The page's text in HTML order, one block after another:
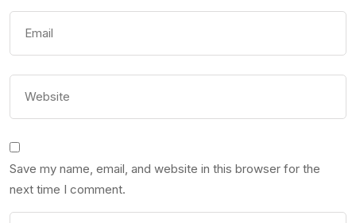
Save my name, email, and website in this browser for the
next time I comment.